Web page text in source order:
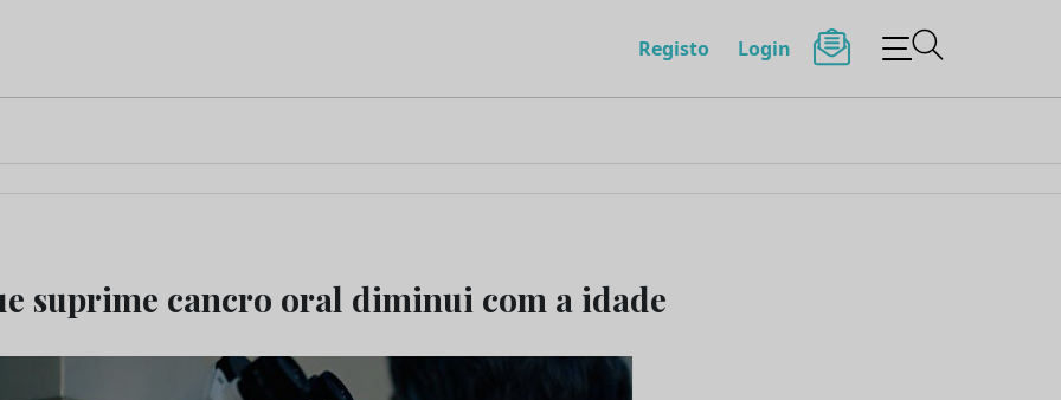
Registo Login
suprime cancro oral diminui com a idade